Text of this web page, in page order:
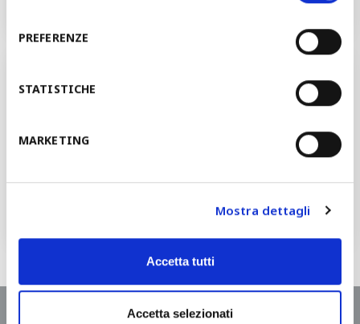
PREFERENZE
STATISTICHE
MARKETING
Mostra dettagli
Accetta tutti
Accetta selezionati
project with one of our experts?
We'll contact you in 48 hours.